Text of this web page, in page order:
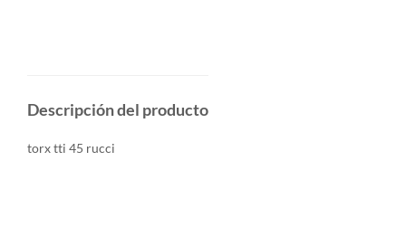
Descripción del producto
torx tti 45 rucci